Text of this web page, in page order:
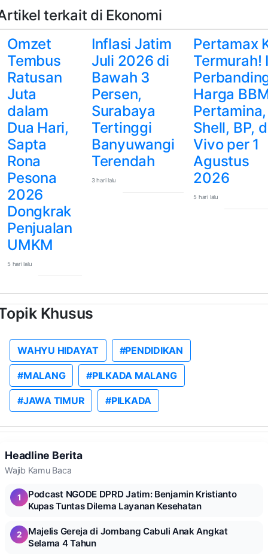
terkait di Ekonomi
Omzet
Tembus
Ratusan
Juta
dalam
Dua Hari,
Sapta
Rona
Pesona
2026
Dongkrak
Penjualan
UMKM
5 hari lalu
Inflasi Jatim
Juli 2026 di
Bawah 3
Persen,
Surabaya
Tertinggi
Banyuwangi
Terendah
3 hari lalu
Pertamax
Termurah!
Harga
Pertamina,
Shell, BP,
Vivo per 1
Agustus
2026
5 hari lalu
Khusus
WAHYU HIDAYAT #PENDIDIKAN
#MALANG #PILKADA MALANG
#JAWA TIMUR #PILKADA
Headline Berita
Wajib Kamu Baca
1
Podcast NGODE DPRD Jatim: Benjamin Kristianto
Kupas Tuntas Dilema Layanan Kesehatan
2
Majelis Gereja di Jombang Cabuli Anak Angkat
Selama 4 Tahun